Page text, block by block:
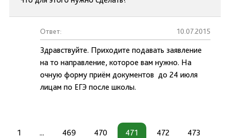
Ответ: 10.07.2015
Здравствуйте. Приходите подавать заявление
на то направление, которое вам нужно. На
очную форму приём документов до 24 июля
лицам по ЕГЭ после школы.
1 ... 469 470 471 472 473